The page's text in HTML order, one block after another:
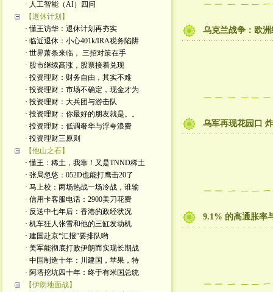
· 人工智能（AI）四问
【退休计划】
· 懂王访华：退休计划再夯实
· 临近退休：小心401k/IRA税务陷阱
· 世界萧条来临， 三招对策在手
· 股市继续高涨，股票接着兑现
· 投资理财：财务自由，其实不难
· 投资理财：市场不确定，现金才为
· 投资理财：大兵团与游击队
· 投资理财：你最好的朋友就是。。
· 投资理财：低调奢华与浮夸浪费
· 投资理财三原则
【他山之石】
· 懂王：稀土，我靠！又是TNND稀土
· 张局忽悠：052D也能打鹰击20了
· 马上校：两场热战一场冷战，谁输
· 信用卡客服电话：2900美刀花费
· 反送中七年后：香港的政经状况
· 机车狂人张雪和他的三缸发动机
· 建国赴京“汇报”要排队哟
· 美军能彻底打败伊朗而实现长期战
· 中国制造十年：川建国，苹果，特
· 阿塔挖坑四十年：终于有米国总统
【伊朗地面战】
乌克兰战争：欧
乌军再现花园口
9.1% 的高通胀率